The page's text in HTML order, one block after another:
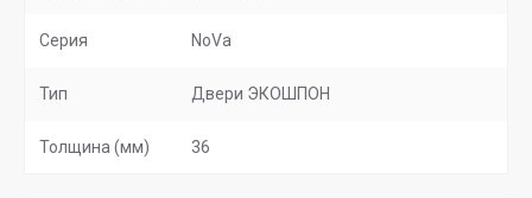
Серия NoVa
Тип Двери ЭКОШПОН
Толщина (мм) 36